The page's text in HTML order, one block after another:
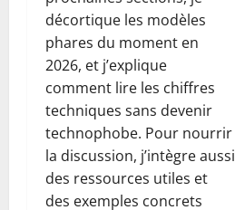
décortique les modèles
phares du moment en
2026, et j’explique
comment lire les chiffres
techniques sans devenir
technophobe. Pour nourrir
la discussion, j’intègre aussi
des ressources utiles et
des exemples concrets